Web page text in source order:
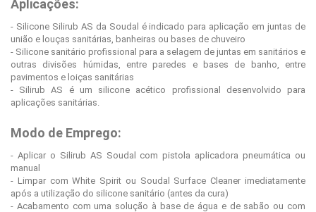
Aplicações:
- Silicone Silirub AS da Soudal é indicado para aplicação em juntas de
união e louças sanitárias, banheiras ou bases de chuveiro
- Silicone sanitário profissional para a selagem de juntas em sanitários e
outras divisões húmidas, entre paredes e bases de banho, entre
pavimentos e loiças sanitárias
- Silirub AS é um silicone acético profissional desenvolvido para
aplicações sanitárias.
Modo de Emprego:
- Aplicar o Silirub AS Soudal com pistola aplicadora pneumática ou
manual
- Limpar com White Spirit ou Soudal Surface Cleaner imediatamente
após a utilização do silicone sanitário (antes da cura)
- Acabamento com uma solução à base de água e de sabão ou com